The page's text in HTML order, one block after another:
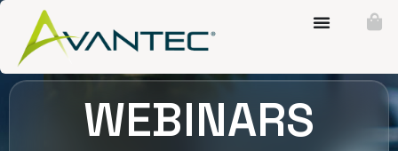
WEBINARS